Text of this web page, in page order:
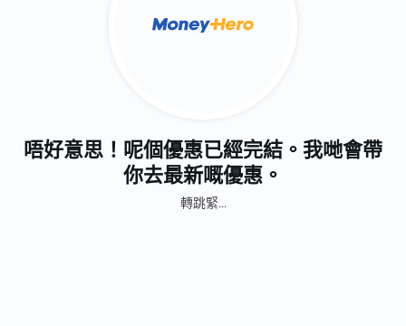
唔好意思！呢個優惠已經完結。我哋會帶
你去最新嘅優惠。
轉跳緊...